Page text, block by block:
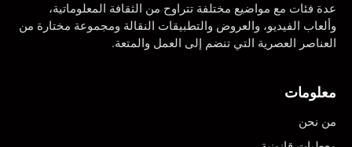
عدة فئات مع مواضيع مختلفة تتراوح من الثقافة المعلوماتية،
وألعاب الفيديو، والعروض والتطبيقات النقالة ومجموعة مختارة من
العناصر العصرية التي تنضم إلى العمل والمتعة.
معلومات
من نحن